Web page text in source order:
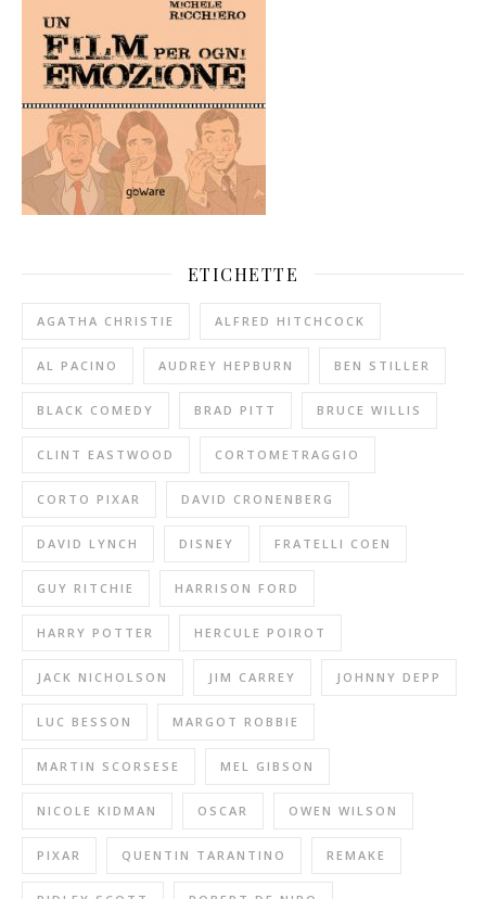
ETICHETTE
AGATHA CHRISTIE ALFRED HITCHCOCK
AL PACINO AUDREY HEPBURN BEN STILLER
BLACK COMEDY BRAD PITT BRUCE WILLIS
CLINT EASTWOOD CORTOMETRAGGIO
CORTO PIXAR DAVID CRONENBERG
DAVID LYNCH DISNEY FRATELLI COEN
GUY RITCHIE HARRISON FORD
HARRY POTTER HERCULE POIROT
JACK NICHOLSON JIM CARREY JOHNNY DEPP
LUC BESSON MARGOT ROBBIE
MARTIN SCORSESE MEL GIBSON
NICOLE KIDMAN OSCAR OWEN WILSON
PIXAR QUENTIN TARANTINO REMAKE